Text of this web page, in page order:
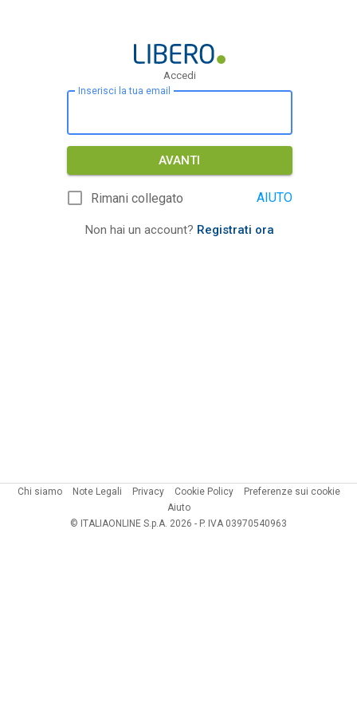
Accedi
Inserisci la tua email
AVANTI
Rimani collegato AIUTO
Non hai un account? Registrati ora
Chi siamo Note Legali Privacy Cookie Policy
Preferenze sui cookie
Aiuto
© ITALIAONLINE S.p.A. 2026 - P. IVA 03970540963